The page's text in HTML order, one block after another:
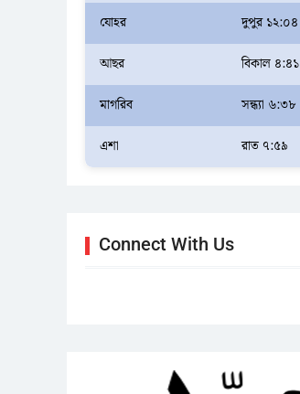
যোহর দুপুর ১২:০৪
আছর বিকাল ৪:৪১
মাগরিব সন্ধ্যা ৬:৩৮
এশা রাত ৭:৫৯
Connect With Us